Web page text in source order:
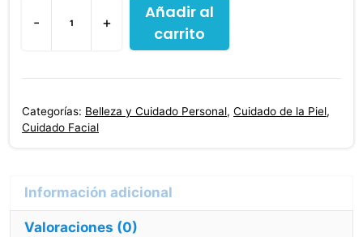
-
Rosas
500
Drogam
+
Añadir al
carrito
Categorías: Belleza y Cuidado Personal, Cuidado de la Piel,
Cuidado Facial
Valoraciones (0)